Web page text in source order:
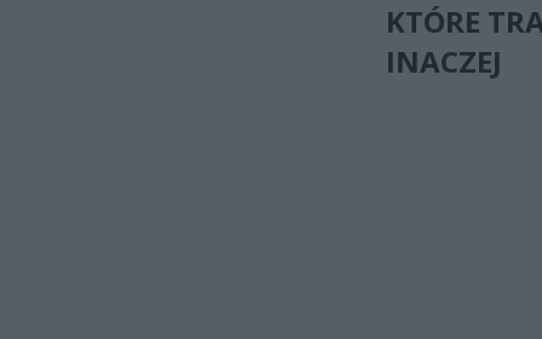
KTÓRE
INACZEJ